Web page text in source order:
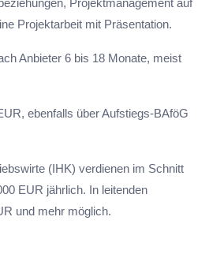
Projektmanagement auf
Projektarbeit mit Präsentation.
Anbieter 6 bis 18 Monate, meist
ebenfalls über Aufstiegs-BAföG
(IHK) verdienen im Schnitt
EUR jährlich. In leitenden
und mehr möglich.